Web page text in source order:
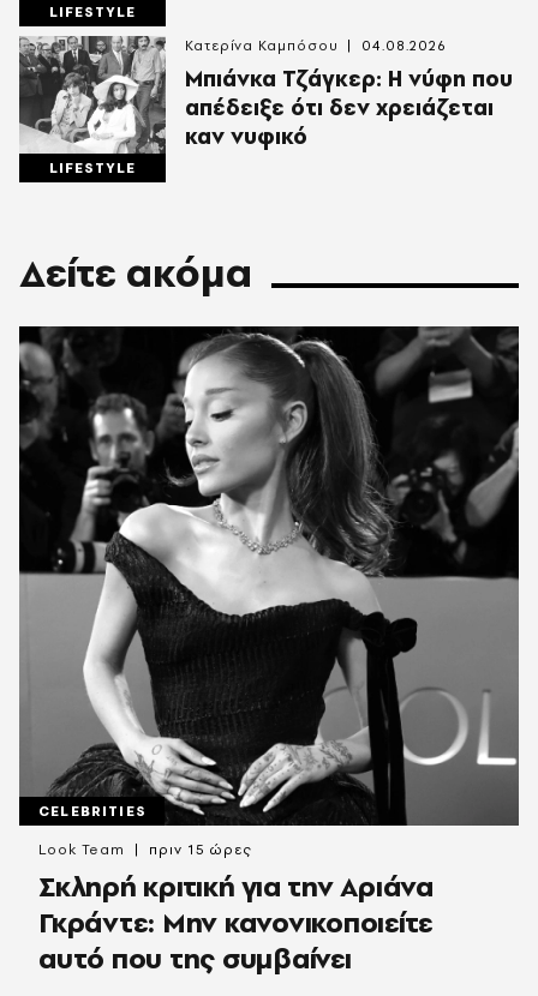
LIFESTYLE
LIFESTYLE
Mπιάνκα Τζάγκερ: Η νύφη που
απέδειξε ότι δεν χρειάζεται
καν νυφικό
Κατερίνα Καμπόσου 04.08.2026
Δείτε ακόμα
CELEBRITIES
Σκληρή κριτική για την Αριάνα
Γκράντε: Μην κανονικοποιείτε
αυτό που της συμβαίνει
Look Team πριν 15 ώρες